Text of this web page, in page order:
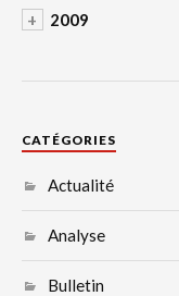
+ 2009
CATÉGORIES
Actualité
Analyse
Bulletin